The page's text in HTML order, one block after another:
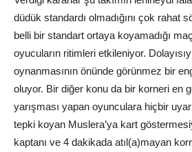
düdük standardı olmadığını çok rahat
belli bir standart ortaya koyamadığı
oyucuların ritimleri etkileniyor.
oynanmasının önünde görünmez bir
oluyor. Bir diğer konu da bir korneri en
yarışması yapan oyunculara hiçbir
tepki koyan Muslera’ya kart
kaptanı ve 4 dakikada atıl(a)mayan